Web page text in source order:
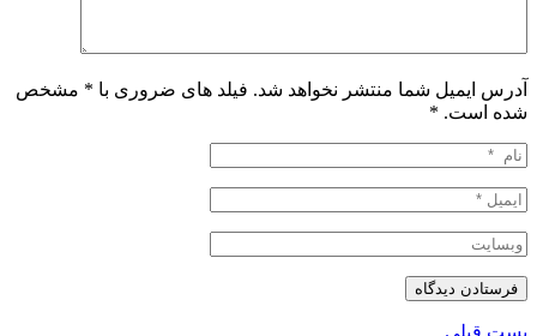
آدرس ایمیل شما منتشر نخواهد شد. فیلد های ضروری با * مشخص
شده است. *